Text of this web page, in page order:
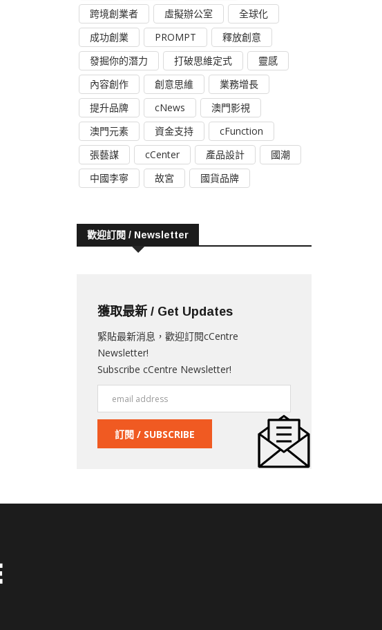
跨境創業者
虛擬辦公室
全球化
成功創業
PROMPT
釋放創意
發掘你的潛力
打破思維定式
靈感
內容創作
創意思維
業務增長
提升品牌
cNews
澳門影視
澳門元素
資金支持
cFunction
張藝謀
cCenter 產品設計
國潮
中國李寧
故宮 國貨品牌
歡迎訂閱 / Newsletter
獲取最新 / Get Updates
緊貼最新消息，歡迎訂閱cCentre
Newsletter!
Subscribe cCentre Newsletter!